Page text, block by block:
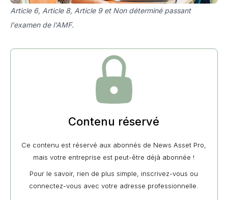
Article 6, Article 8, Article 9 et Non déterminé passant
l'examen de l'AMF.
Contenu réservé
Ce contenu est réservé aux abonnés de News Asset Pro,
mais votre entreprise est peut-être déjà abonnée !
Pour le savoir, rien de plus simple, inscrivez-vous ou
connectez-vous avec votre adresse professionnelle.